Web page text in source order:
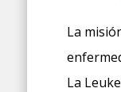
La
La